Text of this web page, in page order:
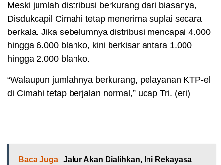
Meski jumlah distribusi berkurang dari biasanya,
Disdukcapil Cimahi tetap menerima suplai secara
berkala. Jika sebelumnya distribusi mencapai 4.000
hingga 6.000 blanko, kini berkisar antara 1.000
hingga 2.000 blanko.
“Walaupun jumlahnya berkurang, pelayanan KTP-el
di Cimahi tetap berjalan normal,” ucap Tri. (eri)
Baca Juga Jalur Akan Dialihkan, Ini Rekayasa